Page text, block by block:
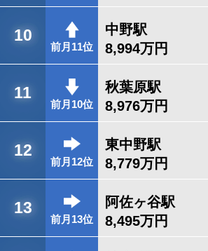
10
前月11位
中野駅
8,994万円
11
前月10位
秋葉原駅
8,976万円
12
前月12位
東中野駅
8,779万円
13
前月13位
阿佐ヶ谷駅
8,495万円